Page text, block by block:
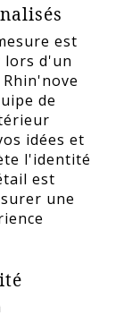
est
lors d'un
de
idées et
l'identité
est
une